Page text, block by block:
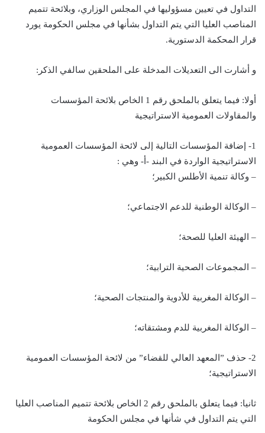
التداول في تعيين مسؤوليها في المجلس الوزاري، وبلائحة تتميم
المناصب العليا التي يتم التداول بشأنها في مجلس الحكومة يورد
قرار المحكمة الدستورية.
و أشارت الى التعديلات المدخلة على الملحقين سالفي الذكر:
أولا: فيما يتعلق بالملحق رقم 1 الخاص بلائحة المؤسسات
والمقاولات العمومية الاستراتيجية
1- إضافة المؤسسات التالية إلى لائحة المؤسسات العمومية
الاستراتيجية الواردة في البند -أ- وهي :
– وكالة تنمية الأطلس الكبير؛
– الوكالة الوطنية للدعم الاجتماعي؛
– الهيئة العليا للصحة؛
– المجموعات الصحية الترابية؛
– الوكالة المغربية للأدوية والمنتجات الصحية؛
– الوكالة المغربية للدم ومشتقاته؛
2- حذف ”المعهد العالي للقضاء” من لائحة المؤسسات العمومية
الاستراتيجية؛
ثانيا: فيما يتعلق بالملحق رقم 2 الخاص بلائحة تتميم المناصب العليا
التي يتم التداول في شأنها في مجلس الحكومة